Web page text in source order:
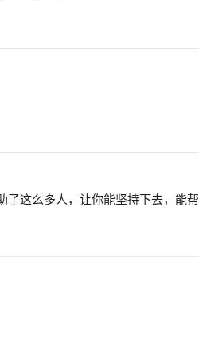
这么多人，让你能坚持下去，能